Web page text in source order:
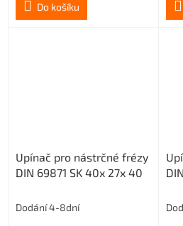
Do košíku
Upínač pro nástrčné frézy
DIN 69871 SK 40x 27x 40
Dodání 4-8dní